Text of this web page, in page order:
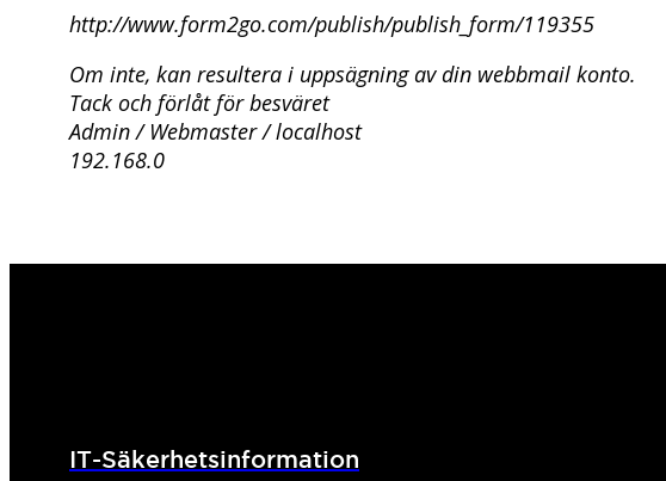
http://www.form2go.com/publish/publish_form/119355
Om inte, kan resultera i uppsägning av din webbmail konto.
Tack och förlåt för besväret
Admin / Webmaster / localhost
192.168.0
IT-Säkerhetsinformation